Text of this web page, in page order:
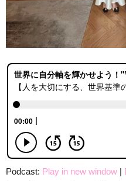
Podcast: Play in new window |